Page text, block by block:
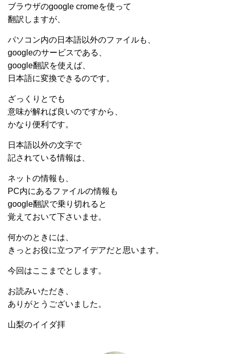
ブラウザのgoogle cromeを使って
翻訳しますが、
パソコン内の日本語以外のファイルも、
googleのサービスである、
google翻訳を使えば、
日本語に変換できるのです。
ざっくりとでも
意味が解れば良いのですから、
かなり便利です。
日本語以外の文字で
記されている情報は、
ネットの情報も、
PC内にあるファイルの情報も
google翻訳で乗り切れると
覚えておいて下さいませ。
何かのときには、
きっとお役に立つアイデアだと思います。
今回はここまでとします。
お読みいただき、
ありがとうございました。
山梨のイイダ拝